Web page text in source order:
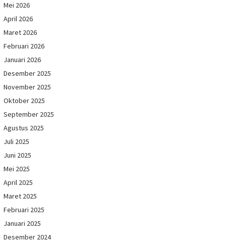
Mei 2026
April 2026
Maret 2026
Februari 2026
Januari 2026
Desember 2025
November 2025
Oktober 2025
September 2025
Agustus 2025
Juli 2025
Juni 2025
Mei 2025
April 2025
Maret 2025
Februari 2025
Januari 2025
Desember 2024